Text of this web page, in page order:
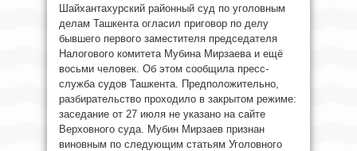
Шайхантахурский районный суд по уголовным
делам Ташкента огласил приговор по делу
бывшего первого заместителя председателя
Налогового комитета Мубина Мирзаева и ещё
восьми человек. Об этом сообщила пресс-
служба судов Ташкента. Предположительно,
разбирательство проходило в закрытом режиме:
заседание от 27 июля не указано на сайте
Верховного суда. Мубин Мирзаев признан
виновным по следующим статьям Уголовного